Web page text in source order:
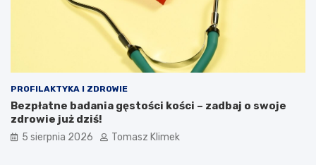
PROFILAKTYKA I ZDROWIE
Bezpłatne badania gęstości kości – zadbaj o swoje
zdrowie już dziś!
5 sierpnia 2026 Tomasz Klimek